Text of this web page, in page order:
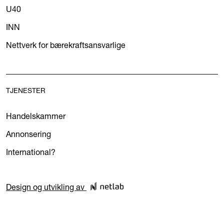
U40
INN
Nettverk for bærekraftsansvarlige
TJENESTER
Handelskammer
Annonsering
International?
Design og utvikling av